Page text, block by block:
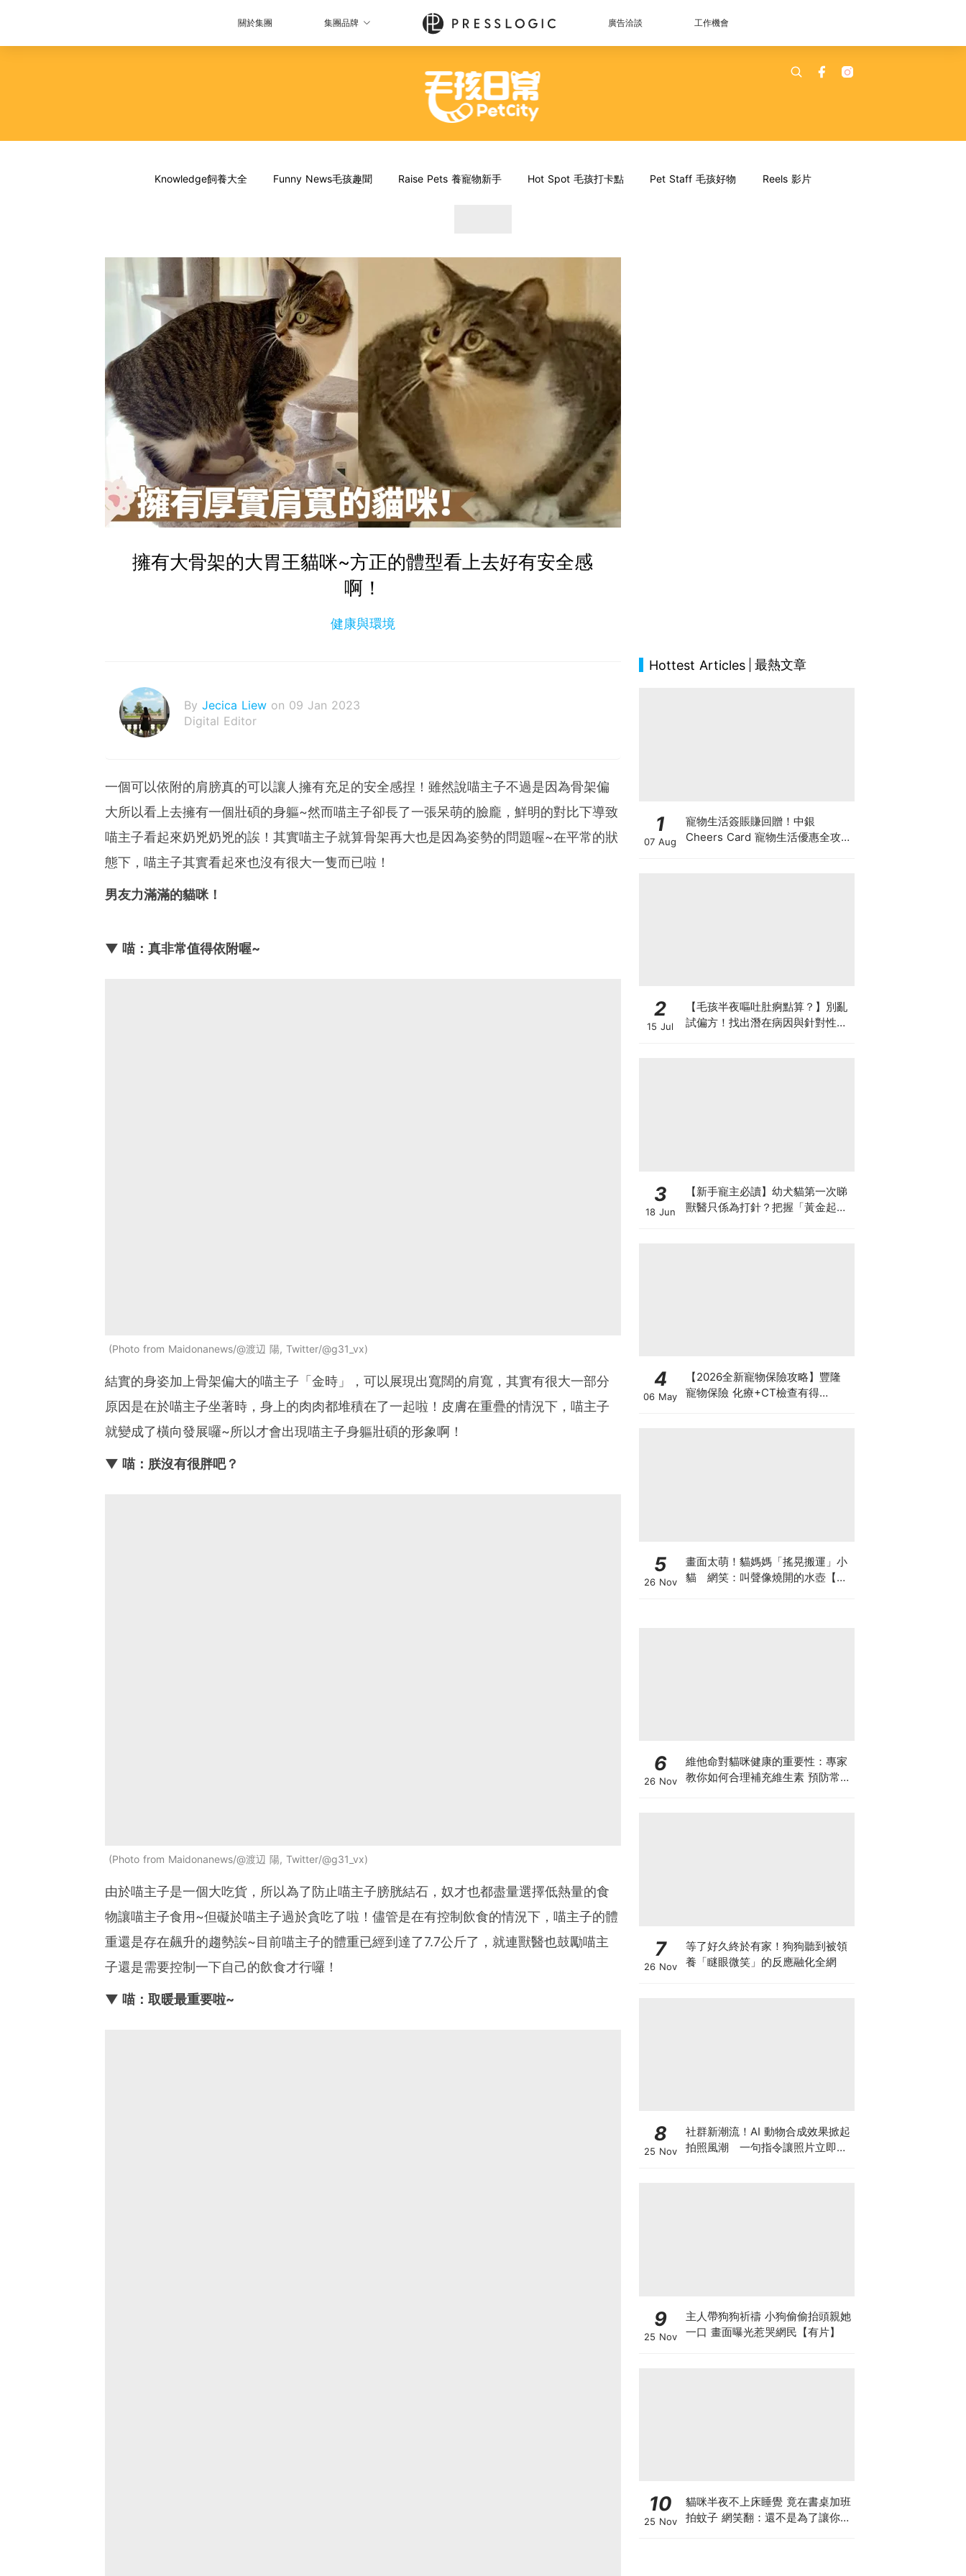
關於集團 集團品牌 廣告洽談 工作機會
Knowledge飼養大全 Funny News毛孩趣聞 Raise Pets 養寵物新手 Hot Spot 毛孩打卡點 Pet Staff 毛孩好物 Reels 影片
擁有大骨架的大胃王貓咪~方正的體型看上去好有安全感
啊！
健康與環境
By Jecica Liew on 09 Jan 2023
Digital Editor
一個可以依附的肩膀真的可以讓人擁有充足的安全感捏！雖然說喵主子不過是因為骨架偏
大所以看上去擁有一個壯碩的身軀~然而喵主子卻長了一張呆萌的臉龐，鮮明的對比下導致
喵主子看起來奶兇奶兇的誒！其實喵主子就算骨架再大也是因為姿勢的問題喔~在平常的狀
態下，喵主子其實看起來也沒有很大一隻而已啦！
男友力滿滿的貓咪！
▼ 喵：真非常值得依附喔~
Photo from Maidonanews/@渡辺 陽, Twitter/@g31_vx
結實的身姿加上骨架偏大的喵主子「金時」，可以展現出寬闊的肩寬，其實有很大一部分
原因是在於喵主子坐著時，身上的肉肉都堆積在了一起啦！皮膚在重疊的情況下，喵主子
就變成了橫向發展囉~所以才會出現喵主子身軀壯碩的形象啊！
▼ 喵：朕沒有很胖吧？
Photo from Maidonanews/@渡辺 陽, Twitter/@g31_vx
由於喵主子是一個大吃貨，所以為了防止喵主子膀胱結石，奴才也都盡量選擇低熱量的食
物讓喵主子食用~但礙於喵主子過於貪吃了啦！儘管是在有控制飲食的情況下，喵主子的體
重還是存在飆升的趨勢誒~目前喵主子的體重已經到達了7.7公斤了，就連獸醫也鼓勵喵主
子還是需要控制一下自己的飲食才行囉！
▼ 喵：取暖最重要啦~
Hottest Articles 最熱文章
1
07 Aug
寵物生活簽賬賺回贈！中銀
Cheers Card 寵物生活優惠全攻
2
15 Jul
【毛孩半夜嘔吐肚痾點算？】別亂
試偏方！找出潛在病因與針對性營
3
18 Jun
【新手寵主必讀】幼犬貓第一次睇
獸醫只係為打針？把握「黃金起跑
4
06 May
【2026全新寵物保險攻略】豐隆
寵物保險 化療+CT檢查有得
5
26 Nov
畫面太萌！貓媽媽「搖晃搬運」小
貓 網笑：叫聲像燒開的水壺【有
6
26 Nov
維他命對貓咪健康的重要性：專家
教你如何合理補充維生素 預防常見
7
26 Nov
等了好久終於有家！狗狗聽到被領
養「瞇眼微笑」的反應融化全網
8
25 Nov
社群新潮流！AI 動物合成效果掀起
拍照風潮 一句指令讓照片立即升
9
25 Nov
主人帶狗狗祈禱 小狗偷偷抬頭親她
一口 畫面曝光惹哭網民【有片】
10
25 Nov
貓咪半夜不上床睡覺 竟在書桌加班
拍蚊子 網笑翻：還不是為了讓你睡